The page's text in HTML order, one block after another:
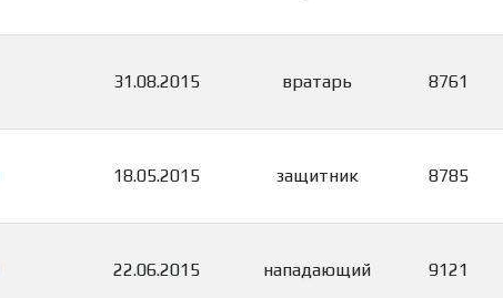
31.08.2015 вратарь 8761
18.05.2015 защитник 8785
22.06.2015 нападающий 9121